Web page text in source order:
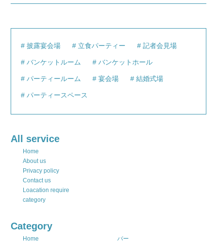
披露宴会場 立食パーティー 記者会見場
バンケットルーム バンケットホール
パーティールーム 宴会場 結婚式場
パーティースペース
All service
Home
About us
Privacy policy
Contact us
Loacation require
category
Category
Home
バー